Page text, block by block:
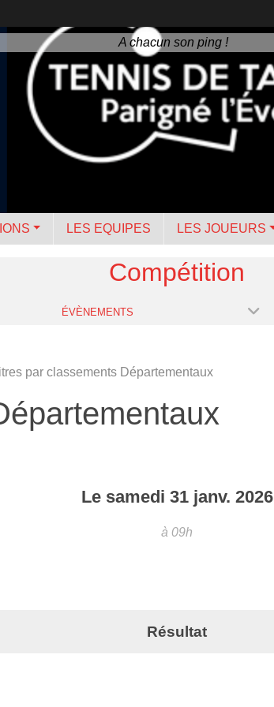
A chacun son ping !
LES EQUIPES LES JOUEURS
Compétition
ÉVÈNEMENTS
par classements Départementaux
Le samedi 31 janv. 2026
à 09h
Résultat